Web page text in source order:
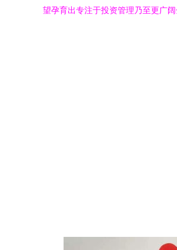
望孕育出专注于投资管理乃至更广